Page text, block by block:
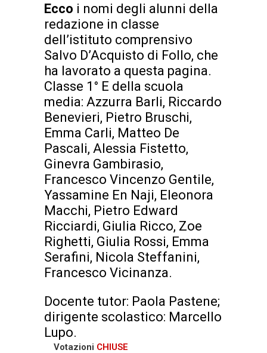
Ecco i nomi degli alunni della
redazione in classe
dell’istituto comprensivo
Salvo D’Acquisto di Follo, che
ha lavorato a questa pagina.
Classe 1° E della scuola
media: Azzurra Barli, Riccardo
Benevieri, Pietro Bruschi,
Emma Carli, Matteo De
Pascali, Alessia Fistetto,
Ginevra Gambirasio,
Francesco Vincenzo Gentile,
Yassamine En Naji, Eleonora
Macchi, Pietro Edward
Ricciardi, Giulia Ricco, Zoe
Righetti, Giulia Rossi, Emma
Serafini, Nicola Steffanini,
Francesco Vicinanza.
Docente tutor: Paola Pastene;
dirigente scolastico: Marcello
Lupo.
Votazioni CHIUSE